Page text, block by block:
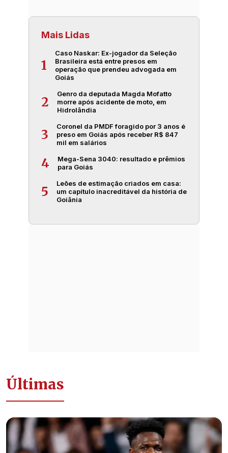
Mais Lidas
1
Caso Naskar: Ex-jogador da Seleção
Brasileira está entre presos em
operação que prendeu advogada em
Goiás
2
Genro da deputada Magda Mofatto
morre após acidente de moto, em
Hidrolândia
3
Coronel da PMDF foragido por 3 anos é
preso em Goiás após receber R$ 847
mil em salários
4
Mega-Sena 3040: resultado e prêmios
para Goiás
5
Leões de estimação criados em casa:
um capítulo inacreditável da história de
Goiânia
Últimas